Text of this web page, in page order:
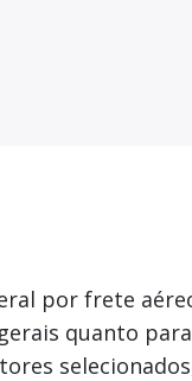
por frete
quanto